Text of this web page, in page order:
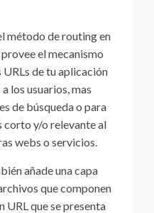
método de routing en
el mecanismo
de tu aplicación
los usuarios, mas
de búsqueda o para
corto y/o relevante al
webs o servicios.
añade una capa
que componen
URL que se presenta